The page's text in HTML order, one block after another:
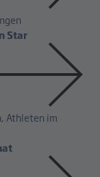
Star
Athleten im